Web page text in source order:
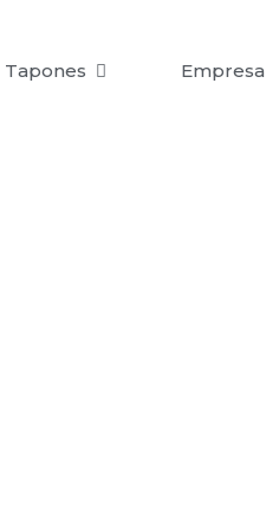
Tapones Empresa